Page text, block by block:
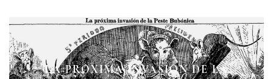
LA PRÓXIMA INVASIÓN DE LA